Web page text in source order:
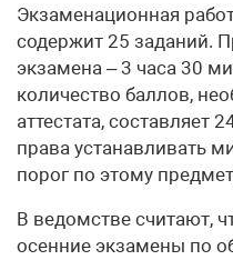
Экзаменационная
содержит 25 заданий.
экзамена – 3 часа 30
количество баллов,
аттестата, составляет
права устанавливать
порог по этому
В ведомстве считают,
осенние экзамены по